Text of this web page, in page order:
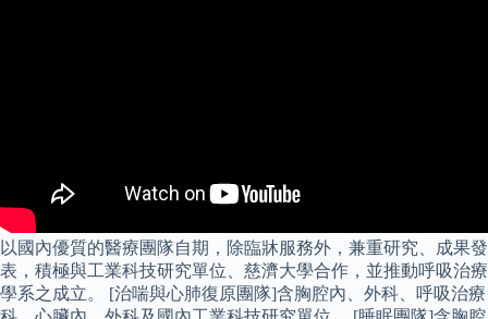
以國內優質的醫療團隊自期，除臨牀服務外，兼重研究、成果發
表，積極與工業科技研究單位、慈濟大學合作，並推動呼吸治療
學系之成立。 [治喘與心肺復原團隊]含胸腔內、外科、呼吸治療